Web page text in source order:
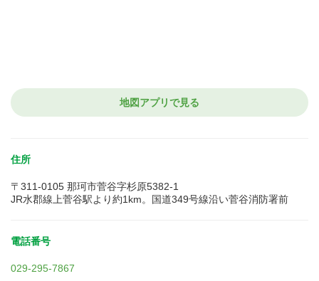
地図アプリで見る
住所
〒311-0105 那珂市菅谷字杉原5382-1
JR水郡線上菅谷駅より約1km。国道349号線沿い菅谷消防署前
電話番号
029-295-7867